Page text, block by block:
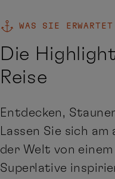
WAS SIE ERWARTET
Die
Reise
Entdecken,
Lassen Sie sich
der Welt von
Superlative